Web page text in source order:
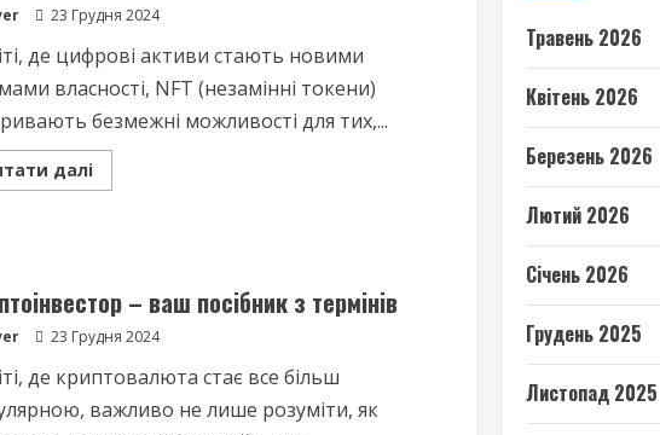
23 Грудня 2024
де цифрові активи стають новими
власності, NFT (незамінні токени)
безмежні можливості для тих,...
даліRead
more
успішної
монетизації
– ваш посібник з термінів
23 Грудня 2024
де криптовалюта стає все більш
важливо не лише розуміти, як
Травень 2026
Квітень 2026
Березень 2026
Лютий 2026
Січень 2026
Грудень 2025
Листопад 2025